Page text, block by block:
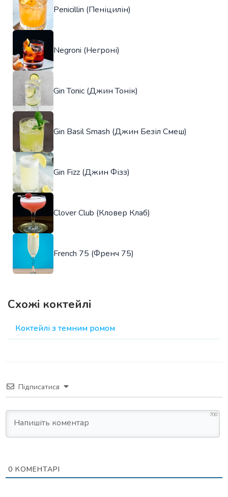
Penicillin (Пеніцилін)
Negroni (Негроні)
Gin Tonic (Джин Тонік)
Gin Basil Smash (Джин Безіл Смеш)
Gin Fizz (Джин Фізз)
Clover Club (Кловер Клаб)
French 75 (Френч 75)
Схожі коктейлі
Коктейлі з темним ромом
Підписатися
700
0 КОМЕНТАРІ